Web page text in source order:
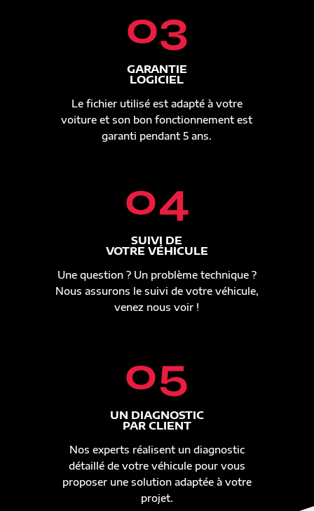
03
GARANTIE
LOGICIEL
Le fichier utilisé est adapté à votre
voiture et son bon fonctionnement est
garanti pendant 5 ans.
04
SUIVI DE
VOTRE VÉHICULE
Une question ? Un problème technique ?
Nous assurons le suivi de votre véhicule,
venez nous voir !
05
UN DIAGNOSTIC
PAR CLIENT
Nos experts réalisent un diagnostic
détaillé de votre véhicule pour vous
proposer une solution adaptée à votre
projet.